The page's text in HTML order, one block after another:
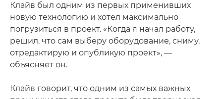
Клайв был одним из первых применивших
новую технологию и хотел максимально
погрузиться в проект. «Когда я начал работу,
решил, что сам выберу оборудование, сниму,
отредактирую и опубликую проект», —
объясняет он.
Клайв говорит, что одним из самых важных